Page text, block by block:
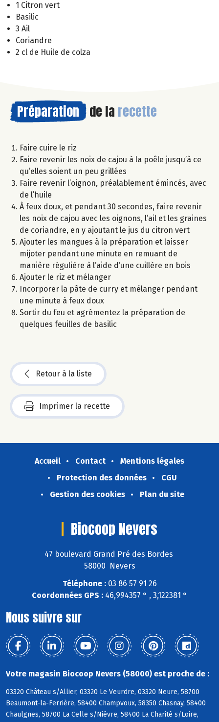
1 Citron vert
Basilic
3 Ail
Coriandre
2 cl de Huile de colza
Préparation de la recette
Faire cuire le riz
Faire revenir les noix de cajou à la poêle jusqu’à ce
qu’elles soient un peu grillées
Faire revenir l’oignon, préalablement émincés, avec
de l’huile
À feux doux, et pendant 30 secondes, faire revenir
les noix de cajou avec les oignons, l’ail et les graines
de coriandre, en y ajoutant le jus du citron vert
Ajouter les mangues à la préparation et laisser
mijoter pendant une minute en remuant de
manière régulière à l’aide d’une cuillère en bois
Ajouter le riz et mélanger
Incorporer la pâte de curry et mélanger pendant
une minute à feux doux
Sortir du feu et agrémentez la préparation de
quelques feuilles de basilic
Retour à la liste
Imprimer la recette
Accueil Contact
Mentions légales
Protection des données
CGU
Gestion des cookies
Plan du site
Biocoop Nevers
47 boulevard Grand Pré des Bordes
58000 Nevers
Téléphone :03 86 57 91 26
Coordonnées GPS : 46,994357 ° , 3,122381 °
Nous suivre sur
Votre magasin Biocoop Nevers (58000) est proche de :
03320 Château s/Allier, 03320 Le Veurdre, 03320 Neure, 58700
Beaumont-la-Ferrière, 58400 Champvoux, 58350 Chasnay, 58400
Chaulgnes, 58700 La Celle s/Nièvre, 58400 La Charité s/Loire,